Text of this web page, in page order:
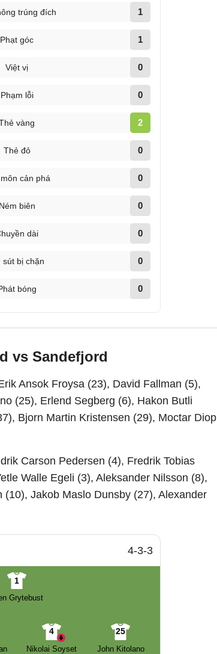
trúng đích 1
Phạt góc 1
Việt vị 0
Phạm lỗi 0
vàng 2
Thẻ đỏ 0
cản phá 0
Ném biên 0
dài 0
sút bị chặn 0
bóng 0
vs Sandefjord
Ansok Froysa (23), David Fallman (5),
(25), Erlend Segberg (6), Hakon Butli
Bjorn Martin Kristensen (29), Moctar Diop
Carson Pedersen (4), Fredrik Tobias
Walle Egeli (3), Aleksander Nilsson (8),
Jakob Maslo Dunsby (27), Alexander
4-3-3
1
Grytebust
4
Nikolai Soyset
25
John Kitolano